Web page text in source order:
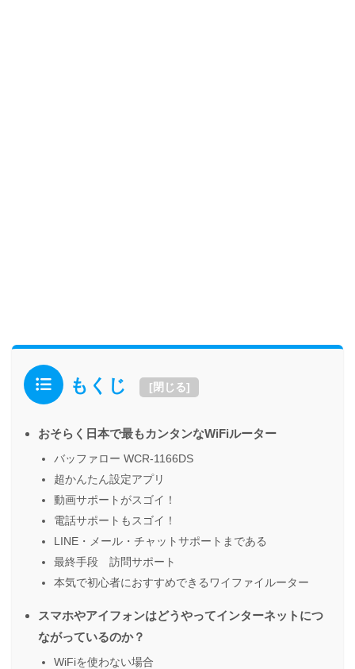
もくじ [閉じる]
おそらく日本で最もカンタンなWiFiルーター
バッファロー WCR-1166DS
超かんたん設定アプリ
動画サポートがスゴイ！
電話サポートもスゴイ！
LINE・メール・チャットサポートまである
最終手段 訪問サポート
本気で初心者におすすめできるワイファイルーター
スマホやアイフォンはどうやってインターネットにつ
ながっているのか？
WiFiを使わない場合